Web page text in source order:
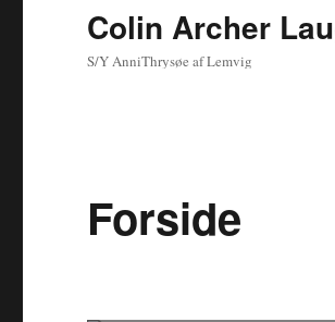
Colin Archer
S/Y AnniThrysøe af Lemvig
Forside